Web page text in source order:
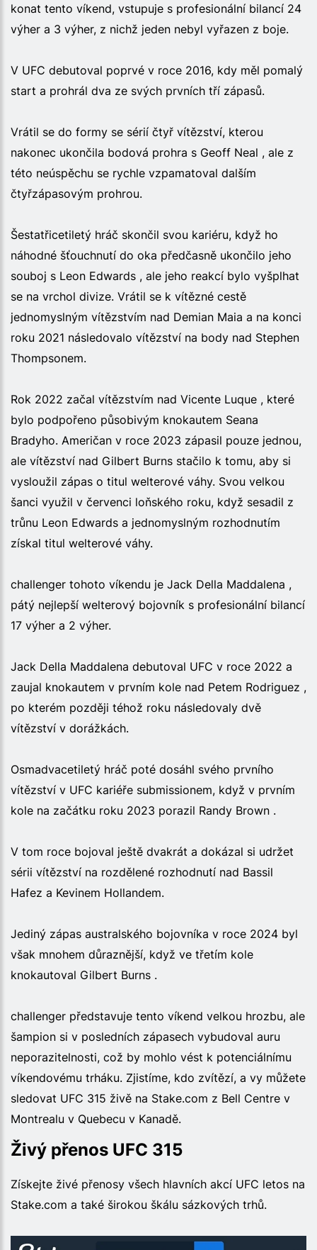
konat tento víkend, vstupuje s profesionální bilancí 24
výher a 3 výher, z nichž jeden nebyl vyřazen z boje.
V UFC debutoval poprvé v roce 2016, kdy měl pomalý
start a prohrál dva ze svých prvních tří zápasů.
Vrátil se do formy se sérií čtyř vítězství, kterou
nakonec ukončila bodová prohra s Geoff Neal , ale z
této neúspěchu se rychle vzpamatoval dalším
čtyřzápasovým prohrou.
Šestatřicetiletý hráč skončil svou kariéru, když ho
náhodné šťouchnutí do oka předčasně ukončilo jeho
souboj s Leon Edwards , ale jeho reakcí bylo vyšplhat
se na vrchol divize. Vrátil se k vítězné cestě
jednomyslným vítězstvím nad Demian Maia a na konci
roku 2021 následovalo vítězství na body nad Stephen
Thompsonem.
Rok 2022 začal vítězstvím nad Vicente Luque , které
bylo podpořeno působivým knokautem Seana
Bradyho. Američan v roce 2023 zápasil pouze jednou,
ale vítězství nad Gilbert Burns stačilo k tomu, aby si
vysloužil zápas o titul welterové váhy. Svou velkou
šanci využil v červenci loňského roku, když sesadil z
trůnu Leon Edwards a jednomyslným rozhodnutím
získal titul welterové váhy.
challenger tohoto víkendu je Jack Della Maddalena ,
pátý nejlepší welterový bojovník s profesionální bilancí
17 výher a 2 výher.
Jack Della Maddalena debutoval UFC v roce 2022 a
zaujal knokautem v prvním kole nad Petem Rodriguez ,
po kterém později téhož roku následovaly dvě
vítězství v dorážkách.
Osmadvacetiletý hráč poté dosáhl svého prvního
vítězství v UFC kariéře submissionem, když v prvním
kole na začátku roku 2023 porazil Randy Brown .
V tom roce bojoval ještě dvakrát a dokázal si udržet
sérii vítězství na rozdělené rozhodnutí nad Bassil
Hafez a Kevinem Hollandem.
Jediný zápas australského bojovníka v roce 2024 byl
však mnohem důraznější, když ve třetím kole
knokautoval Gilbert Burns .
challenger představuje tento víkend velkou hrozbu, ale
šampion si v posledních zápasech vybudoval auru
neporazitelnosti, což by mohlo vést k potenciálnímu
víkendovému trháku. Zjistíme, kdo zvítězí, a vy můžete
sledovat UFC 315 živě na Stake.com z Bell Centre v
Montrealu v Quebecu v Kanadě.
Živý přenos UFC 315
Získejte živé přenosy všech hlavních akcí UFC letos na
Stake.com a také širokou škálu sázkových trhů.